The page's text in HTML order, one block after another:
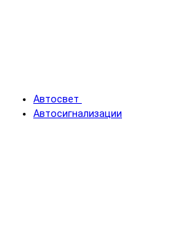
Автосвет
Автосигнализации